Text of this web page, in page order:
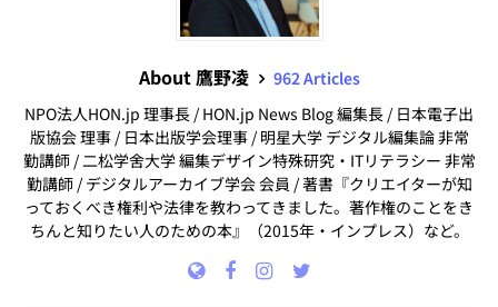
About 鷹野凌
962 Articles
NPO法人HON.jp 理事長 / HON.jp News Blog 編集長 / 日本電子出
版協会 理事 / 日本出版学会理事 / 明星大学 デジタル編集論 非常
勤講師 / 二松学舍大学 編集デザイン特殊研究・ITリテラシー 非常
勤講師 / デジタルアーカイブ学会 会員 / 著書『クリエイターが知
っておくべき権利や法律を教わってきました。著作権のことをき
ちんと知りたい人のための本』（2015年・インプレス）など。